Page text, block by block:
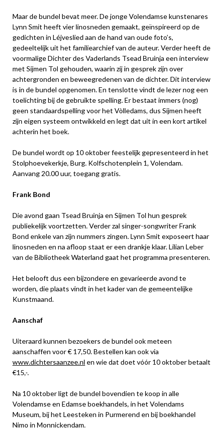
Maar de bundel bevat meer. De jonge Volendamse kunstenares
Lynn Smit heeft vier linosneden gemaakt, geïnspireerd op de
gedichten in Léjveslied aan de hand van oude foto’s,
gedeeltelijk uit het familiearchief van de auteur. Verder heeft de
voormalige Dichter des Vaderlands Tsead Bruinja een interview
met Sijmen Tol gehouden, waarin zij in gesprek zijn over
achtergronden en beweegredenen van de dichter. Dit interview
is in de bundel opgenomen. En tenslotte vindt de lezer nog een
toelichting bij de gebruikte spelling. Er bestaat immers (nog)
geen standaardspelling voor het Vòlledams, dus Sijmen heeft
zijn eigen systeem ontwikkeld en legt dat uit in een kort artikel
achterin het boek.
De bundel wordt op 10 oktober feestelijk gepresenteerd in het
Stolphoevekerkje, Burg. Kolfschotenplein 1, Volendam.
Aanvang 20.00 uur, toegang gratis.
Frank Bond
Die avond gaan Tsead Bruinja en Sijmen Tol hun gesprek
publiekelijk voortzetten. Verder zal singer-songwriter Frank
Bond enkele van zijn nummers zingen. Lynn Smit exposeert haar
linosneden en na afloop staat er een drankje klaar. Lilian Leber
van de Bibliotheek Waterland gaat het programma presenteren.
Het belooft dus een bijzondere en gevarieerde avond te
worden, die plaats vindt in het kader van de gemeentelijke
Kunstmaand.
Aanschaf
Uiteraard kunnen bezoekers de bundel ook meteen
aanschaffen voor € 17,50. Bestellen kan ook via
www.dichtersaanzee.nl en wie dat doet vóór 10 oktober betaalt
€15,-.
Na 10 oktober ligt de bundel bovendien te koop in alle
Volendamse en Edamse boekhandels, in het Volendams
Museum, bij het Leesteken in Purmerend en bij boekhandel
Nimo in Monnickendam.